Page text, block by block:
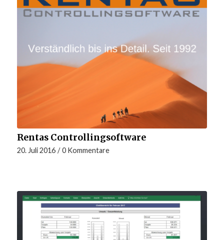
Rentas Controllingsoftware
20. Juli 2016 / 0 Kommentare